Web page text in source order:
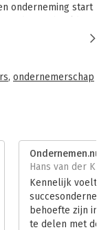
onderneming start
lezer van het
adviezen zetten
De illustraties
bent van een
Of president van
donder uit. Want
het doet. Hoe je
Onderneem je
mogelijkheden? Of
je
, ondernemerschap
Ondernemen.nu
Hans van der Klis
Kennelijk voelt
behoefte zijn
te delen met de